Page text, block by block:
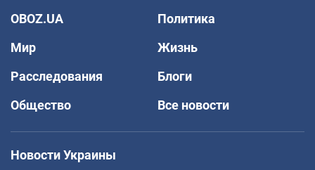
OBOZ.UA
Политика
Мир
Жизнь
Расследования
Блоги
Общество
Все новости
Новости Украины